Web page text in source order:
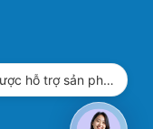
Chat để được hỗ trợ sản phẩm